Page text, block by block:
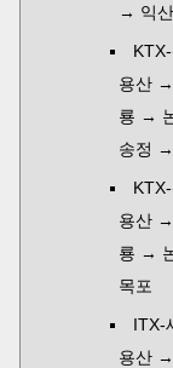
→ 익
용산
룡 →
송정
용산
룡 →
목포
ITX-
용산